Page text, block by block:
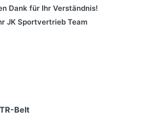
Dank für Ihr Verständnis!
JK Sportvertrieb Team
Belt